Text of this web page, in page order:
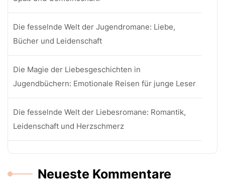
Die fesselnde Welt der Jugendromane: Liebe,
Bücher und Leidenschaft
Die Magie der Liebesgeschichten in
Jugendbüchern: Emotionale Reisen für junge Leser
Die fesselnde Welt der Liebesromane: Romantik,
Leidenschaft und Herzschmerz
Neueste Kommentare